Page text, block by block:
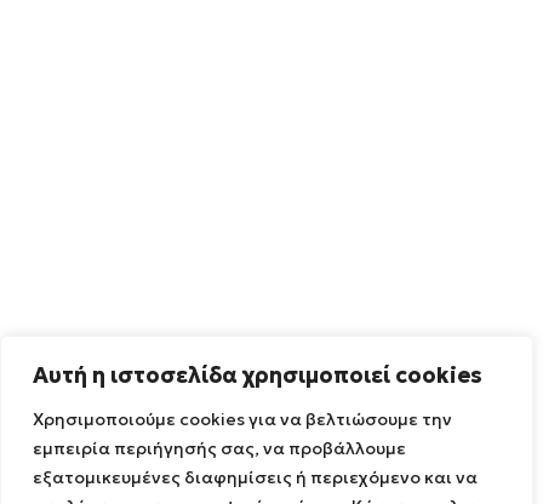
Αυτή η ιστοσελίδα χρησιμοποιεί cookies
Χρησιμοποιούμε cookies για να βελτιώσουμε την
εμπειρία περιήγησής σας, να προβάλλουμε
εξατομικευμένες διαφημίσεις ή περιεχόμενο και να